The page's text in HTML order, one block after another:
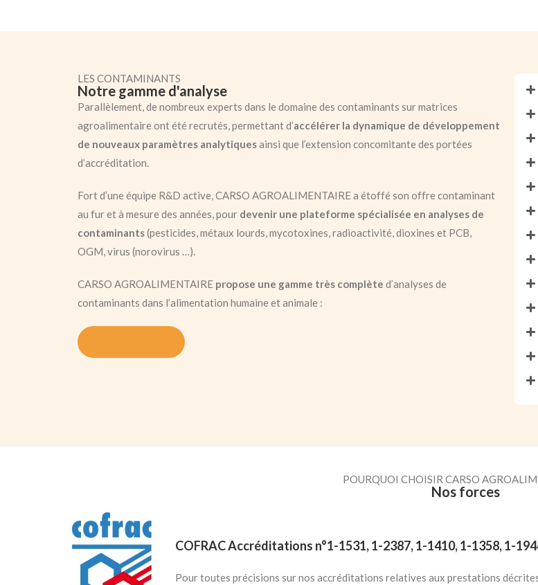
LES CONTAMINANTS
Notre gamme d'analyse
Parallèlement, de nombreux experts dans le domaine des contaminants sur matrices
agroalimentaire ont été recrutés, permettant d’accélérer la dynamique de développement
de nouveaux paramètres analytiquesainsi que l’extension concomitante des portées
d’accréditation.
Fort d’une équipe R&D active, CARSO AGROALIMENTAIRE a étoffé son offre contaminant
au fur et à mesure des années, pour devenir une plateforme spécialisée en analyses de
contaminants(pesticides, métaux lourds, mycotoxines, radioactivité, dioxines et PCB,
OGM, virus (norovirus …).
CARSO AGROALIMENTAIRE propose une gamme très complète d’analyses de
contaminants dans l’alimentation humaine et animale :
POURQUOI CHOISIR CARSO
Nos forces
COFRAC Accréditations n°1-1531, 1-2387, 1-1410, 1-1358, 1-
Pour toutes précisions sur nos accréditations relatives aux prestations